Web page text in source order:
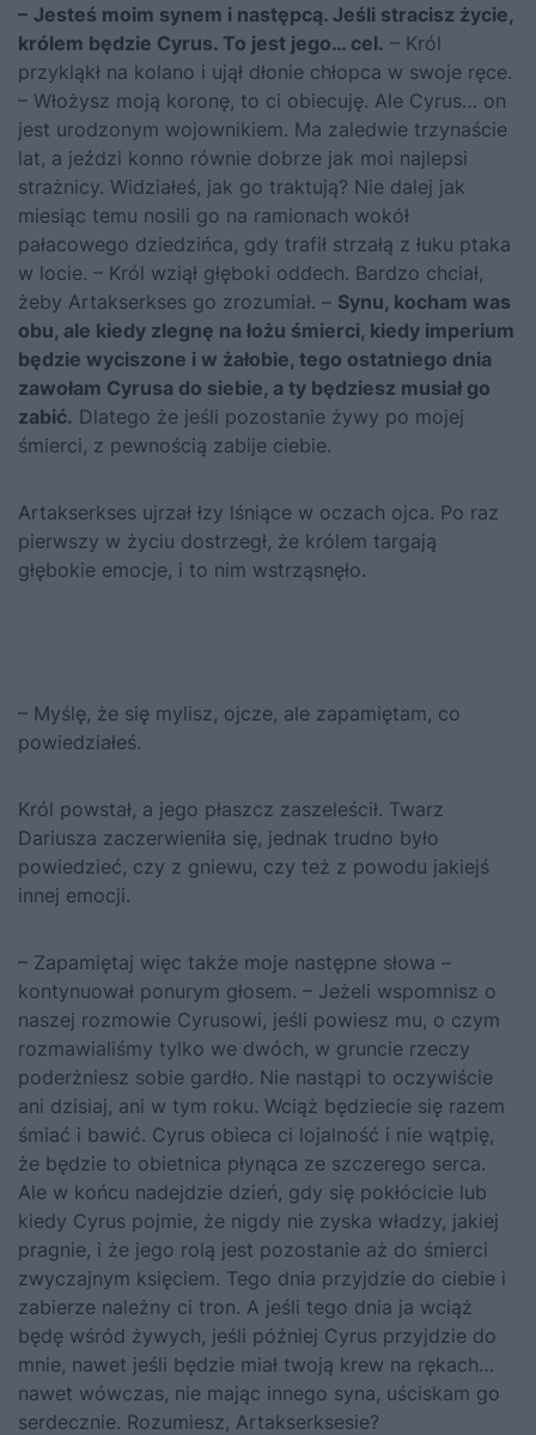
– Jesteś moim synem i następcą. Jeśli stracisz życie,
królem będzie Cyrus. To jest jego… cel. – Król
przykląkł na kolano i ujął dłonie chłopca w swoje ręce.
– Włożysz moją koronę, to ci obiecuję. Ale Cyrus… on
jest urodzonym wojownikiem. Ma zaledwie trzynaście
lat, a jeździ konno równie dobrze jak moi najlepsi
strażnicy. Widziałeś, jak go traktują? Nie dalej jak
miesiąc temu nosili go na ramionach wokół
pałacowego dziedzińca, gdy trafił strzałą z łuku ptaka
w locie. – Król wziął głęboki oddech. Bardzo chciał,
żeby Arta­kserkses go zrozumiał. – Synu, kocham was
obu, ale kiedy zlegnę na łożu śmierci, kiedy imperium
będzie wyciszone i w żałobie, tego ostatniego dnia
zawołam Cyrusa do siebie, a ty będziesz musiał go
zabić. Dlatego że jeśli pozostanie żywy po mojej
śmierci, z pewnością zabije ciebie.
Artakserkses ujrzał łzy lśniące w oczach ojca. Po raz
pierwszy w życiu dostrzegł, że królem targają
głębokie emocje, i to nim wstrząsnęło.
– Myślę, że się mylisz, ojcze, ale zapamiętam, co
powiedziałeś.
Król powstał, a jego płaszcz zaszeleścił. Twarz
Dariusza zaczerwieniła się, jednak trudno było
powiedzieć, czy z gniewu, czy też z powodu jakiejś
innej emocji.
– Zapamiętaj więc także moje następne słowa –
kontynuował ponurym głosem. – Jeżeli wspomnisz o
naszej rozmowie Cyrusowi, jeśli powiesz mu, o czym
rozmawialiśmy tylko we dwóch, w gruncie rzeczy
poderżniesz sobie gardło. Nie nastąpi to oczywiście
ani dzisiaj, ani w tym roku. Wciąż będziecie się razem
śmiać i bawić. Cyrus obieca ci lojalność i nie wątpię,
że będzie to obietnica płynąca ze szczerego serca.
Ale w końcu nadejdzie dzień, gdy się pokłócicie lub
kiedy Cyrus pojmie, że nigdy nie zyska władzy, jakiej
pragnie, i że jego rolą jest pozostanie aż do śmierci
zwyczajnym księciem. Tego dnia przyjdzie do ciebie i
zabierze należny ci tron. A jeśli tego dnia ja wciąż
będę wśród żywych, jeśli później Cyrus przyjdzie do
mnie, nawet jeśli będzie miał twoją krew na rękach…
nawet wówczas, nie mając innego syna, uściskam go
serdecznie. Rozumiesz, Artakserksesie?